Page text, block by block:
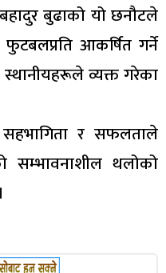
बुढाको यो छनौटले
आकर्षित गर्ने
स्थानीयहरूले व्यक्त गरेका
र सफलताले
सम्भावनाशील थलोको